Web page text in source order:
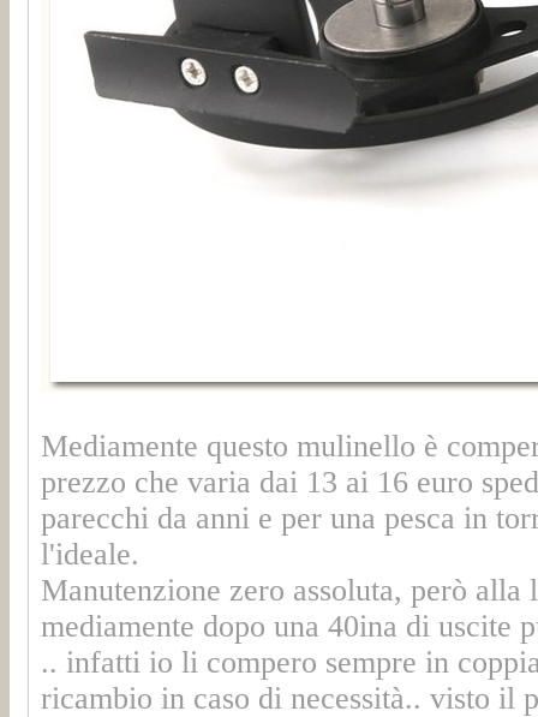
Mediamente questo mulinello è
prezzo che varia dai 13 ai 16 euro
parecchi da anni e per una pesca in
l'ideale.
Manutenzione zero assoluta, però
mediamente dopo una 40ina di
.. infatti io li compero sempre in
ricambio in caso di necessità.. visto il